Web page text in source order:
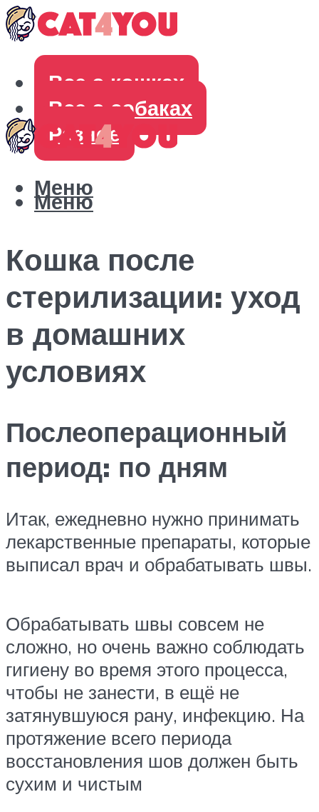
Все о кошках
Все о собаках
Разное
Меню
Меню
Кошка после
стерилизации: уход
в домашних
условиях
Послеоперационный
период: по дням
Итак, ежедневно нужно принимать
лекарственные препараты, которые
выписал врач и обрабатывать швы.
Обрабатывать швы совсем не
сложно, но очень важно соблюдать
гигиену во время этого процесса,
чтобы не занести, в ещё не
затянувшуюся рану, инфекцию. На
протяжение всего периода
восстановления шов должен быть
сухим и чистым